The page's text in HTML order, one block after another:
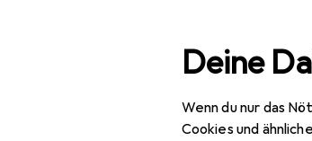
Deine
Wenn du nur das
Cookies und
Navigation nach KategorienGesamtsortiment